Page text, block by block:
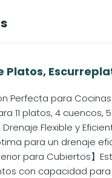
Platos,
Perfecta para
11 platos, 4 cuencos,
Drenaje Flexible y
para un drenaje
para Cubiertos
con capacidad para